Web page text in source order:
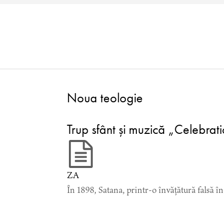
Noua teologie
Trup sfânt și muzică
ZA
În 1898, Satana, printr-o învățătură falsă